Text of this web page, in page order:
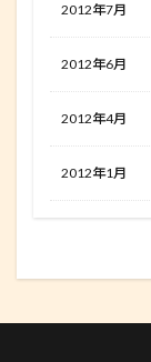
2012年7月
2012年6月
2012年4月
2012年1月